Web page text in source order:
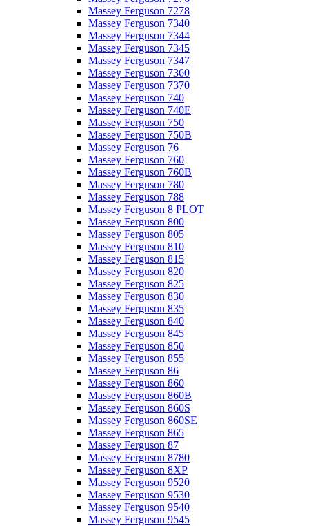
Massey Ferguson 7278
Massey Ferguson 7340
Massey Ferguson 7344
Massey Ferguson 7345
Massey Ferguson 7347
Massey Ferguson 7360
Massey Ferguson 7370
Massey Ferguson 740
Massey Ferguson 740E
Massey Ferguson 750
Massey Ferguson 750B
Massey Ferguson 76
Massey Ferguson 760
Massey Ferguson 760B
Massey Ferguson 780
Massey Ferguson 788
Massey Ferguson 8 PLOT
Massey Ferguson 800
Massey Ferguson 805
Massey Ferguson 810
Massey Ferguson 815
Massey Ferguson 820
Massey Ferguson 825
Massey Ferguson 830
Massey Ferguson 835
Massey Ferguson 840
Massey Ferguson 845
Massey Ferguson 850
Massey Ferguson 855
Massey Ferguson 86
Massey Ferguson 860
Massey Ferguson 860B
Massey Ferguson 860S
Massey Ferguson 860SE
Massey Ferguson 865
Massey Ferguson 87
Massey Ferguson 8780
Massey Ferguson 8XP
Massey Ferguson 9520
Massey Ferguson 9530
Massey Ferguson 9540
Massey Ferguson 9545